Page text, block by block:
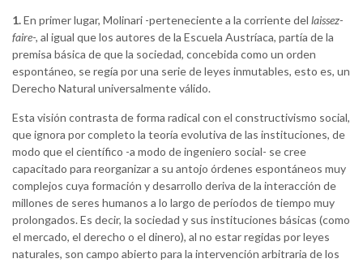
1.En primer lugar, Molinari -perteneciente a la corriente del laissez-
faire-, al igual que los autores de la Escuela Austríaca, partía de la
premisa básica de que la sociedad, concebida como un orden
espontáneo, se regía por una serie de leyes inmutables, esto es, un
Derecho Natural universalmente válido.
Esta visión contrasta de forma radical con el constructivismo social,
que ignora por completo la teoría evolutiva de las instituciones, de
modo que el científico -a modo de ingeniero social- se cree
capacitado para reorganizar a su antojo órdenes espontáneos muy
complejos cuya formación y desarrollo deriva de la interacción de
millones de seres humanos a lo largo de períodos de tiempo muy
prolongados. Es decir, la sociedad y sus instituciones básicas (como
el mercado, el derecho o el dinero), al no estar regidas por leyes
naturales, son campo abierto para la intervención arbitraria de los